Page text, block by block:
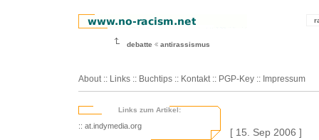
debatte antirassismus
About :: Links :: Buchtips :: Kontakt :: PGP-Key :: Impressum
Links zum Artikel:
:: at.indymedia.org
[ 15. Sep 2006 ]